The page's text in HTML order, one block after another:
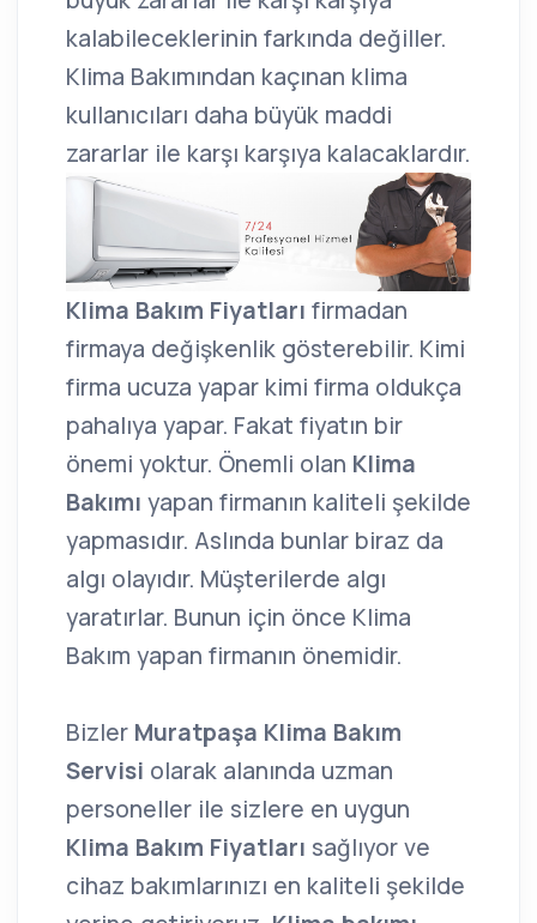
kalabileceklerinin farkında değiller.
Klima Bakımından kaçınan klima
kullanıcıları daha büyük maddi
zararlar ile karşı karşıya kalacaklardır.
Klima Bakım Fiyatları firmadan
firmaya değişkenlik gösterebilir. Kimi
firma ucuza yapar kimi firma oldukça
pahalıya yapar. Fakat fiyatın bir
önemi yoktur. Önemli olan Klima
Bakımı yapan firmanın kaliteli şekilde
yapmasıdır. Aslında bunlar biraz da
algı olayıdır. Müşterilerde algı
yaratırlar. Bunun için önce Klima
Bakım yapan firmanın önemidir.
Bizler Muratpaşa Klima Bakım
Servisi olarak alanında uzman
personeller ile sizlere en uygun
Klima Bakım Fiyatları sağlıyor ve
cihaz bakımlarınızı en kaliteli şekilde